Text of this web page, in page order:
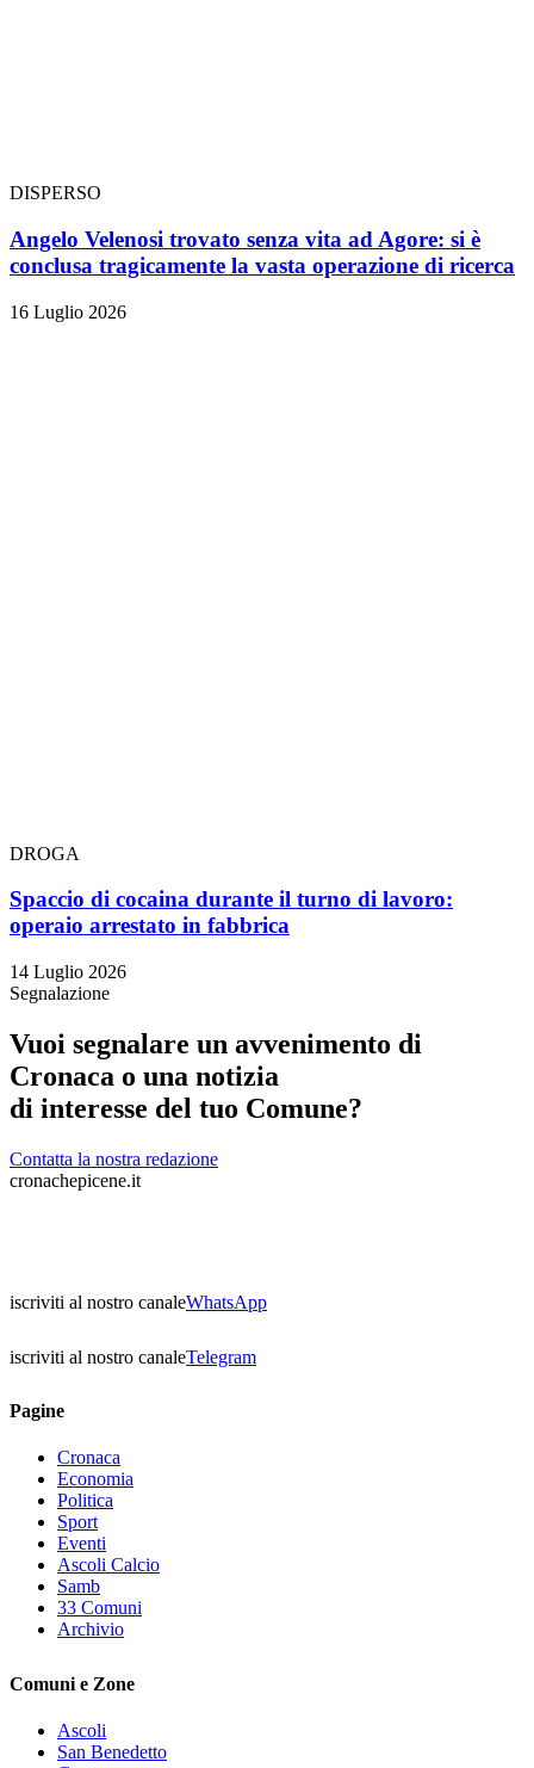
DISPERSO
Angelo Velenosi trovato senza vita ad Agore: si è
conclusa tragicamente la vasta operazione di ricerca
16 Luglio 2026
DROGA
Spaccio di cocaina durante il turno di lavoro:
operaio arrestato in fabbrica
14 Luglio 2026
Segnalazione
Vuoi segnalare un avvenimento di
Cronaca o una notizia
di interesse del tuo Comune?
Contatta la nostra redazione
cronachepicene.it
iscriviti al nostro canaleWhatsApp
iscriviti al nostro canaleTelegram
Pagine
Cronaca
Economia
Politica
Sport
Eventi
Ascoli Calcio
Samb
33 Comuni
Archivio
Comuni e Zone
Ascoli
San Benedetto